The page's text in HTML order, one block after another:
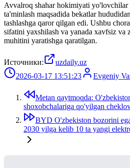
Avvalroq shahar hokimiyati yo'lovchilar
ta'minlash maqsadida bekatlar
tashlashga qaror qilgan edi. Ushbu
sifatini yaxshilash va yanada xavfsiz va
muhitini yaratishga qaratilgan.
Источники:
uzdaily.uz
2026-03-17 13:51:23
Evgeniy
Metan qaytmoqda:
shoxobchalariga qo'yilgan
BYD O'zbekiston bozorini
2030 yilga kelib 10 ta yangi